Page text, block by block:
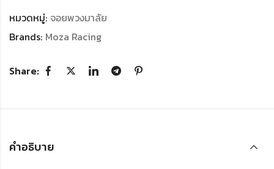
หมวดหมู่: จอยพวงมาลัย
Brands: Moza Racing
Share:
คำอธิบาย